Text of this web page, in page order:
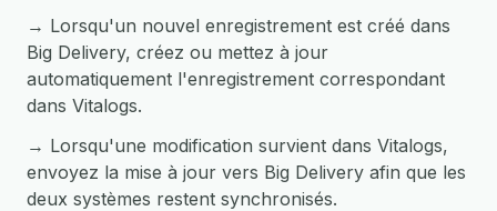
→ Lorsqu'un nouvel enregistrement est créé dans
Big Delivery, créez ou mettez à jour
automatiquement l'enregistrement correspondant
dans Vitalogs.
→ Lorsqu'une modification survient dans Vitalogs,
envoyez la mise à jour vers Big Delivery afin que les
deux systèmes restent synchronisés.